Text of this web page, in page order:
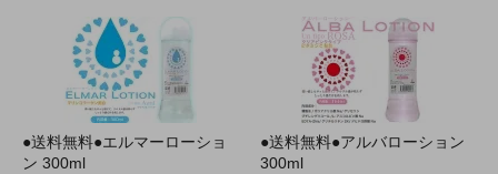
●送料無料●エルマーローショ
ン 300ml
●送料無料●アルバローション
300ml